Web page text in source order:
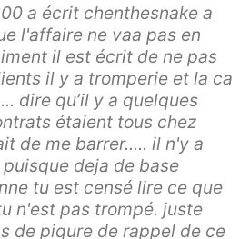
a écrit chenthesnake a
l'affaire ne vaa pas en
il est écrit de ne pas
il y a tromperie et la ca
dire qu’il y a quelques
étaient tous chez
de me barrer..... il n'y a
deja de base
tu est censé lire ce que
n'est pas trompé. juste
de piqure de rappel de ce